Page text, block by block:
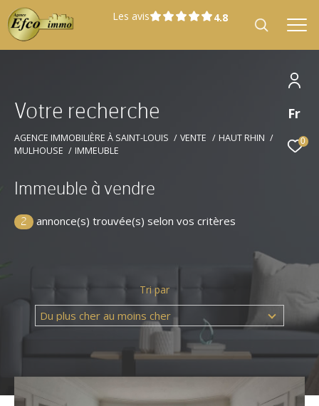
Fr
0
Les avis
Votre recherche
AGENCE IMMOBILIÈRE À SAINT-LOUIS VENTE
HAUT RHIN
MULHOUSE
IMMEUBLE
Immeuble à vendre
2 annonce(s) trouvée(s) selon vos critères
Tri par
Du plus cher au moins cher
Effectuer une recherche
et trouver le bien qui correspond à vos
critères
Type
Vente
Localisation